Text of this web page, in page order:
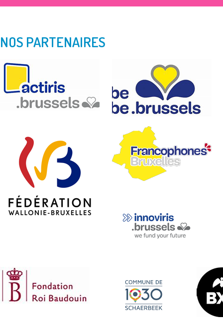
NOS PARTENAIRES